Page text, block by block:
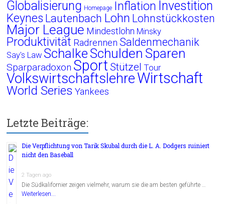
Globalisierung Homepage Inflation Investition
Keynes Lautenbach Lohn Lohnstückkosten
Major League Mindestlohn Minsky
Produktivität Radrennen Saldenmechanik
Say's Law Schalke Schulden Sparen
Sparparadoxon Sport Stützel Tour
VolkswirtschaftslehreWirtschaft
World Series Yankees
Letzte Beiträge:
Die Verpflichtung von Tarik Skubal durch die L. A. Dodgers ruiniert
nicht den Baseball
2 Tagen ago
Die Südkalifornier zeigen vielmehr, warum sie die am besten geführte …
Weiterlesen...